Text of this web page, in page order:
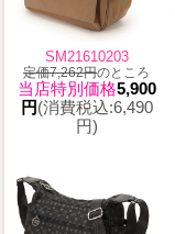
SM21610203
定価7,262円のところ
当店特別価格5,900
円(消費税込:6,490
円)